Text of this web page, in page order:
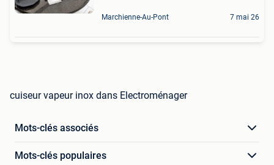
Marchienne-Au-Pont 7 mai 26
cuiseur vapeur inox dans Electroménager
Mots-clés associés
Mots-clés populaires